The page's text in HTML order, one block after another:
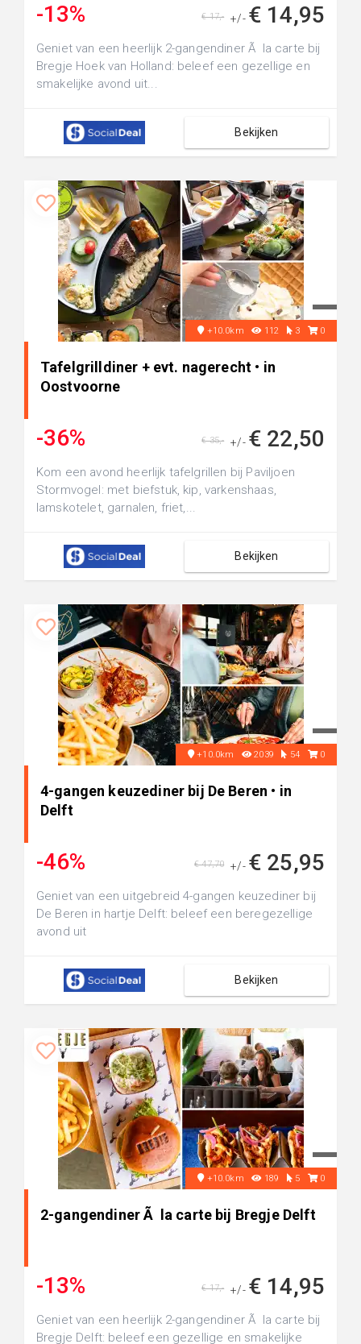
-13% +/- € 14,95
€ 17,-
Geniet van een heerlijk 2-gangendiner Ã la carte bij
Bregje Hoek van Holland: beleef een gezellige en
smakelijke avond uit...
Bekijken
+10.0km 112 3 0
Tafelgrilldiner + evt. nagerecht • in
Oostvoorne
-36% +/- € 22,50
€ 35,-
Kom een avond heerlijk tafelgrillen bij Paviljoen
Stormvogel: met biefstuk, kip, varkenshaas,
lamskotelet, garnalen, friet,...
Bekijken
+10.0km 2039 54 0
4-gangen keuzediner bij De Beren • in
Delft
-46% +/- € 25,95
€ 47,70
Geniet van een uitgebreid 4-gangen keuzediner bij
De Beren in hartje Delft: beleef een beregezellige
avond uit
Bekijken
+10.0km 189 5 0
2-gangendiner Ã la carte bij Bregje Delft
-13% +/- € 14,95
€ 17,-
Geniet van een heerlijk 2-gangendiner Ã la carte bij
Bregje Delft: beleef een gezellige en smakelijke